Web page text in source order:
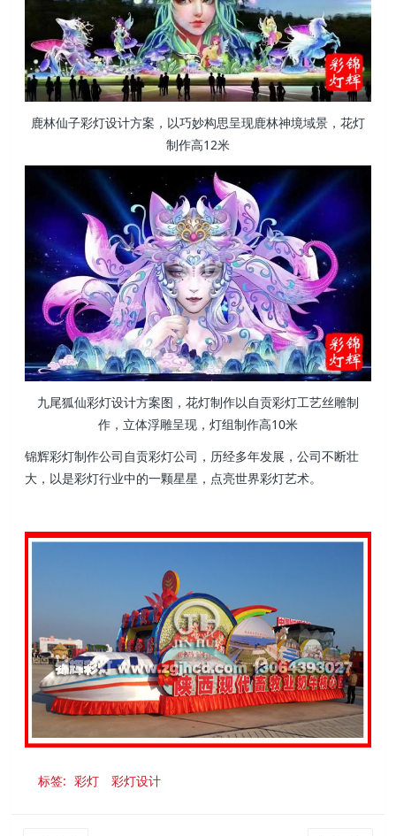
鹿林仙子彩灯设计方案，以巧妙构思呈现鹿林神境域景，花灯
制作高12米
九尾狐仙彩灯设计方案图，花灯制作以自贡彩灯工艺丝雕制
作，立体浮雕呈现，灯组制作高10米
锦辉彩灯制作公司自贡彩灯公司，历经多年发展，公司不断壮
大，以是彩灯行业中的一颗星星，点亮世界彩灯艺术。
标签: 彩灯 彩灯设计